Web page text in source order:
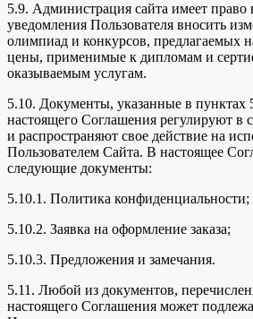
5.9. Администрация сайта имеет право
уведомления Пользователя вносить
олимпиад и конкурсов, предлагаемых
цены, применимые к дипломам и
оказываемым услугам.
5.10. Документы, указанные в пунктах
настоящего Соглашения регулируют в
и распространяют свое действие на
Пользователем Сайта. В настоящее
следующие документы:
5.10.1. Политика конфиденциальности;
5.10.2. Заявка на оформление заказа;
5.10.3. Предложения и замечания.
5.11. Любой из документов,
настоящего Соглашения может